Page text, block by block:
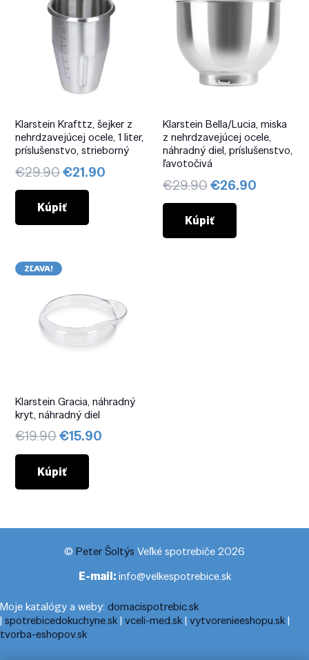
Klarstein Krafttz, šejker z
nehrdzavejúcej ocele, 1 liter,
príslušenstvo, strieborný
€29.90Pôvodná
cena
bola:
€29.90.
€21.90
Kúpiť
Klarstein Bella/Lucia, miska
z nehrdzavejúcej ocele,
náhradný diel, príslušenstvo,
ľavotočivá
€29.90Pôvodná
cena
bola:
€29.90.
€26.90
Kúpiť
ZĽAVA!
Klarstein Gracia, náhradný
kryt, náhradný diel
€19.90Pôvodná
cena
bola:
€19.90.
€15.90
Kúpiť
© Peter Šoltýs Veľké spotrebiče 2026
E-mail:info@velkespotrebice.sk
Moje katalógy a weby: domacispotrebic.sk
| spotrebicedokuchyne.sk| vceli-med.sk| vytvorenieeshopu.sk|
tvorba-eshopov.sk